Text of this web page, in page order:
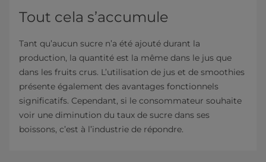
Tout cela s’accumule
Tant qu’aucun sucre n’a été ajouté durant la
production, la quantité est la même dans le jus que
dans les fruits crus. L’utilisation de jus et de smoothies
présente également des avantages fonctionnels
significatifs. Cependant, si le consommateur souhaite
voir une diminution du taux de sucre dans ses
boissons, c’est à l’industrie de répondre.